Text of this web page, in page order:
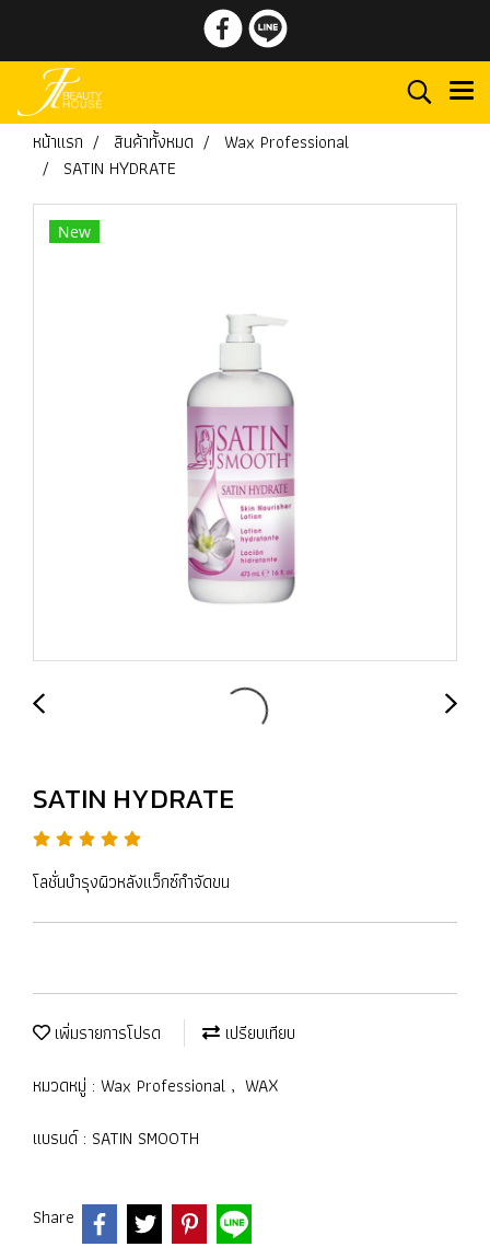
หน้าแรก สินค้าทั้งหมด
Wax Professional
SATIN HYDRATE
New
SATIN HYDRATE
โลชั่นบำรุงผิวหลังแว็กซ์กำจัดขน
เพิ่มรายการโปรด
เปรียบเทียบ
หมวดหมู่ : Wax Professional , WAX
แบรนด์ : SATIN SMOOTH
Share